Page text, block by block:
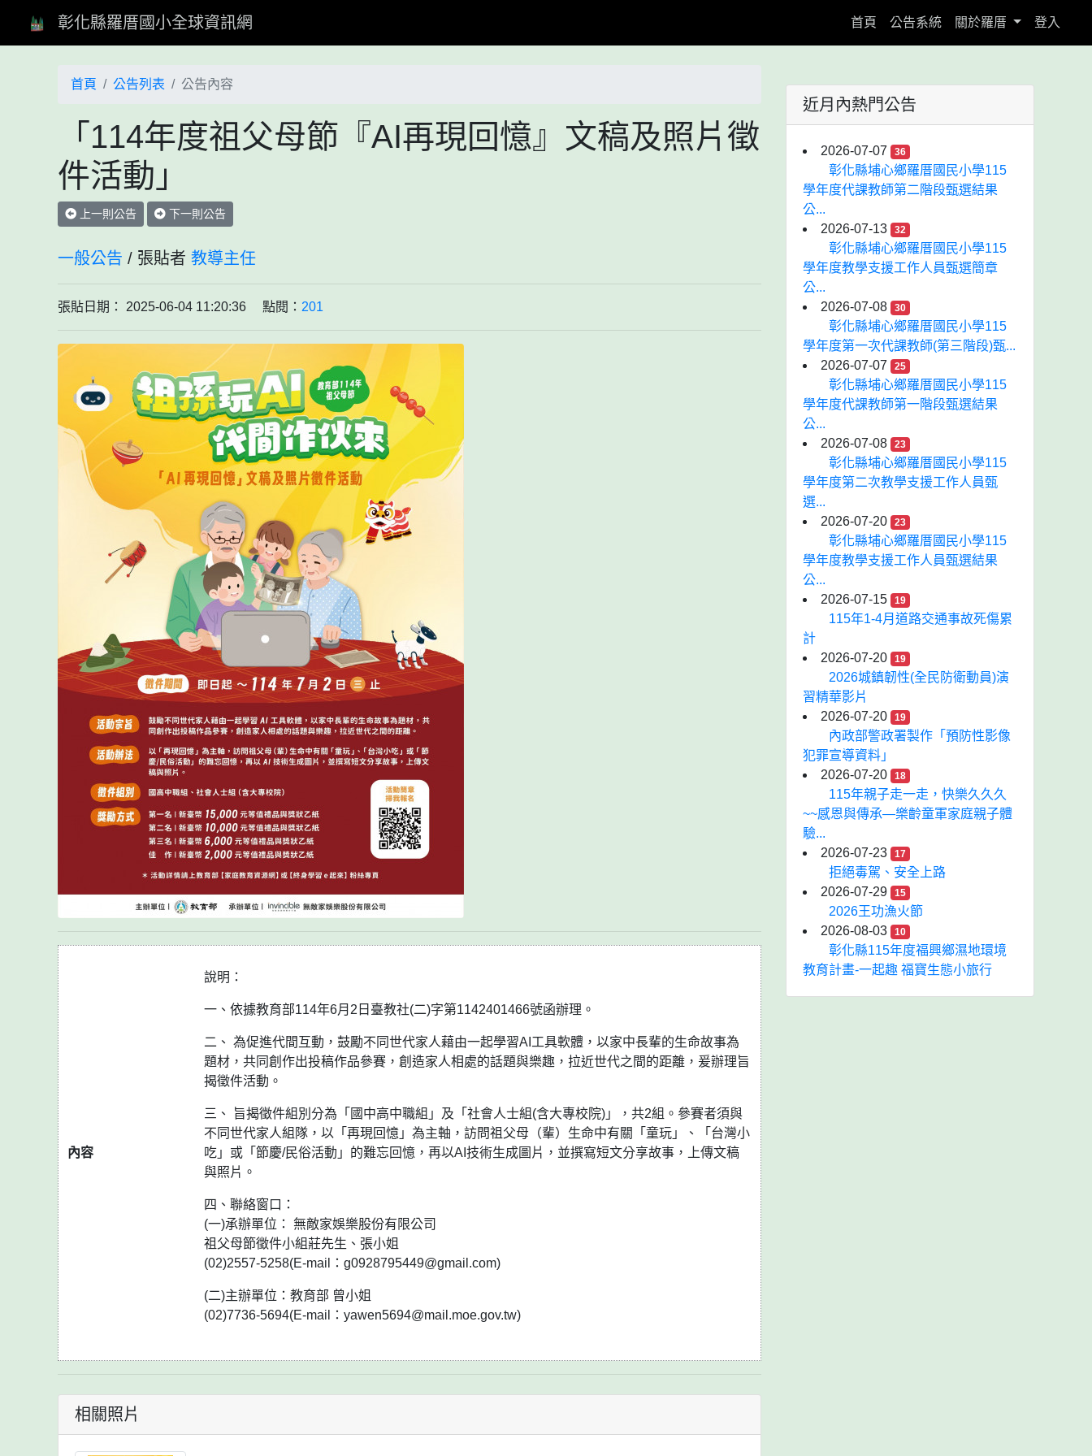
彰化縣羅厝國小全球資訊網 首頁 (current)
公告系統 關於羅厝 登入
首頁 公告列表 公告內容
「114年度祖父母節『AI再現回憶』文稿及照片徵
件活動」
上一則公告 下一則公告
一般公告 / 張貼者 教導主任
張貼日期： 2025-06-04 11:20:36 點閱： 201
內容
說明：
一、依據教育部114年6月2日臺教社(二)字第1142401466號函辦理。
二、 為促進代間互動，鼓勵不同世代家人藉由一起學習AI工具軟體，以家中長輩的生命故事為
題材，共同創作出投稿作品參賽，創造家人相處的話題與樂趣，拉近世代之間的距離，爰辦理旨
揭徵件活動。
三、 旨揭徵件組別分為「國中高中職組」及「社會人士組(含大專校院)」，共2組。參賽者須與
不同世代家人組隊，以「再現回憶」為主軸，訪問祖父母（輩）生命中有關「童玩」、「台灣小
吃」或「節慶/民俗活動」的難忘回憶，再以AI技術生成圖片，並撰寫短文分享故事，上傳文稿
與照片。
四、聯絡窗口：
(一)承辦單位： 無敵家娛樂股份有限公司
祖父母節徵件小組莊先生、張小姐
(02)2557-5258(E-mail：g0928795449@gmail.com)
(二)主辦單位：教育部 曾小姐
(02)7736-5694(E-mail：yawen5694@mail.moe.gov.tw)
相關照片
近月內熱門公告
2026-07-07 36
彰化縣埔心鄉羅厝國民小學115
學年度代課教師第二階段甄選結果
公...
2026-07-13
32
彰化縣埔心鄉羅厝國民小學115
學年度教學支援工作人員甄選簡章
公...
2026-07-08
30
彰化縣埔心鄉羅厝國民小學115
學年度第一次代課教師(第三階段)甄...
2026-07-07
25
彰化縣埔心鄉羅厝國民小學115
學年度代課教師第一階段甄選結果
公...
2026-07-08
23
彰化縣埔心鄉羅厝國民小學115
學年度第二次教學支援工作人員甄
選...
2026-07-20
23
彰化縣埔心鄉羅厝國民小學115
學年度教學支援工作人員甄選結果
公...
2026-07-15
19
115年1-4月道路交通事故死傷累
計
2026-07-20
19
2026城鎮韌性(全民防衛動員)演
習精華影片
2026-07-20
19
內政部警政署製作「預防性影像
犯罪宣導資料」
2026-07-20
18
115年親子走一走，快樂久久久
~~感恩與傳承—樂齡童軍家庭親子體
驗...
2026-07-23
17
拒絕毒駕、安全上路
2026-07-29
15
2026王功漁火節
2026-08-03
10
彰化縣115年度福興鄉濕地環境
教育計畫-一起趣 福寶生態小旅行